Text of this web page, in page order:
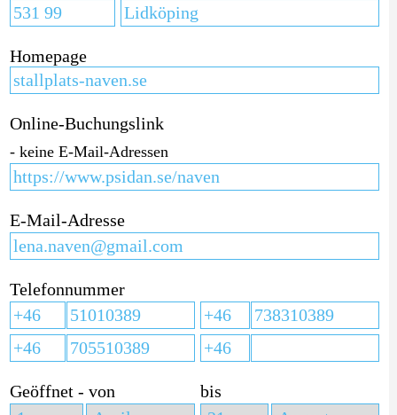
Homepage
Online-Buchungslink
- keine E-Mail-Adressen
E-Mail-Adresse
Telefonnummer
Geöffnet - von bis